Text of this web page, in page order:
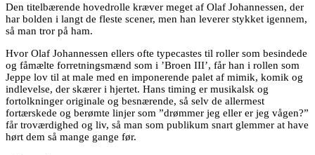
Den titelbærende hovedrolle kræver meget af Olaf Johannessen, der
har bolden i langt de fleste scener, men han leverer stykket igennem,
så man tror på ham.
Hvor Olaf Johannessen ellers ofte typecastes til roller som besindede
og fåmælte forretningsmænd som i ’Broen III’, får han i rollen som
Jeppe lov til at male med en imponerende palet af mimik, komik og
indlevelse, der skærer i hjertet. Hans timing er musikalsk og
fortolkninger originale og besnærende, så selv de allermest
fortærskede og berømte linjer som ”drømmer jeg eller er jeg vågen?”
får troværdighed og liv, så man som publikum snart glemmer at have
hørt dem så mange gange før.